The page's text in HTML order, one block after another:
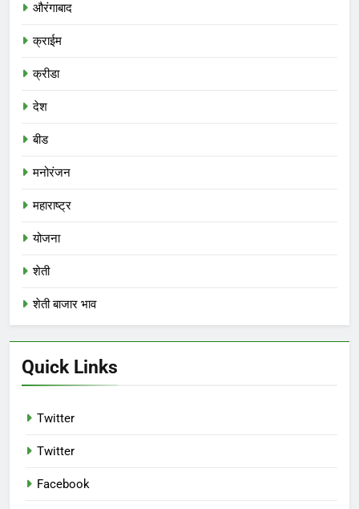
औरंगाबाद
क्राईम
क्रीडा
देश
बीड
मनोरंजन
महाराष्ट्र
योजना
शेती
शेती बाजार भाव
Quick Links
Twitter
Twitter
Facebook